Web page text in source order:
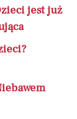
jest już